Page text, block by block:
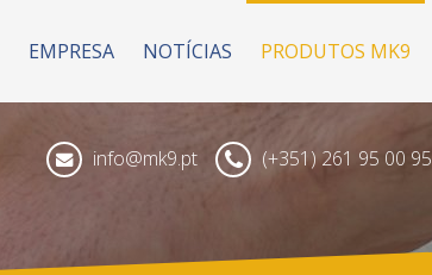
EMPRESA NOTÍCIAS PRODUTOS MK9
info@mk9.pt (+351) 261 95 00 95